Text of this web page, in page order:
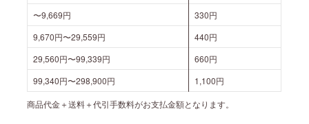
〜9,669円
330円
9,670円〜29,559円
440円
29,560円〜99,339円
660円
99,340円〜298,900円
1,100円
商品代金＋送料＋代引手数料がお支払金額となります。